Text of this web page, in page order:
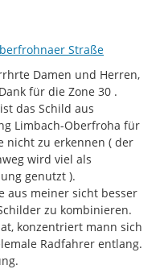
Straße
Damen und Herren,
für die Zone 30 .
das Schild aus
Limbach-Oberfroha für
nicht zu erkennen ( der
wird viel als
genutzt ).
aus meiner sicht besser
zu kombinieren.
konzentriert mann sich
Radfahrer entlang.